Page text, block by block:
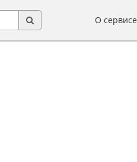
О сервисе